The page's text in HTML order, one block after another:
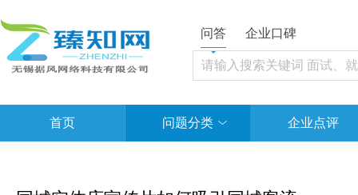
问答 企业口碑
首页 问题分类 企业点评